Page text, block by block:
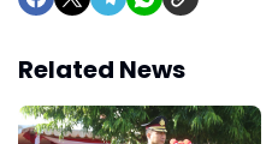
Related News